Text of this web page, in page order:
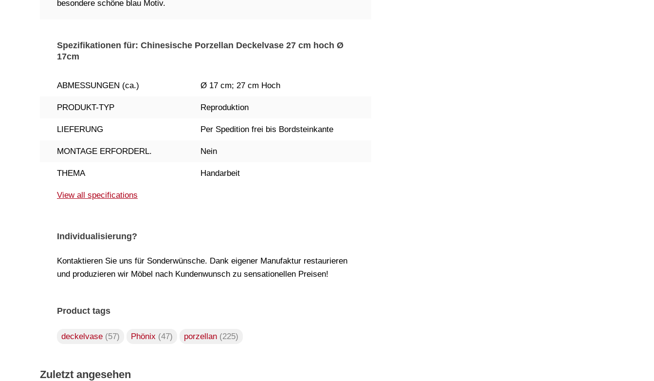
besondere schöne blau Motiv.
Spezifikationen für: Chinesische Porzellan Deckelvase 27 cm hoch Ø
17cm
ABMESSUNGEN (ca.) Ø 17 cm; 27 cm Hoch
PRODUKT-TYP Reproduktion
LIEFERUNG Per Spedition frei bis Bordsteinkante
MONTAGE ERFORDERL. Nein
THEMA Handarbeit
View all specifications
Individualisierung?
Kontaktieren Sie uns für Sonderwünsche. Dank eigener Manufaktur restaurieren
und produzieren wir Möbel nach Kundenwunsch zu sensationellen Preisen!
Product tags
deckelvase (57) Phönix (47) porzellan (225)
Zuletzt angesehen